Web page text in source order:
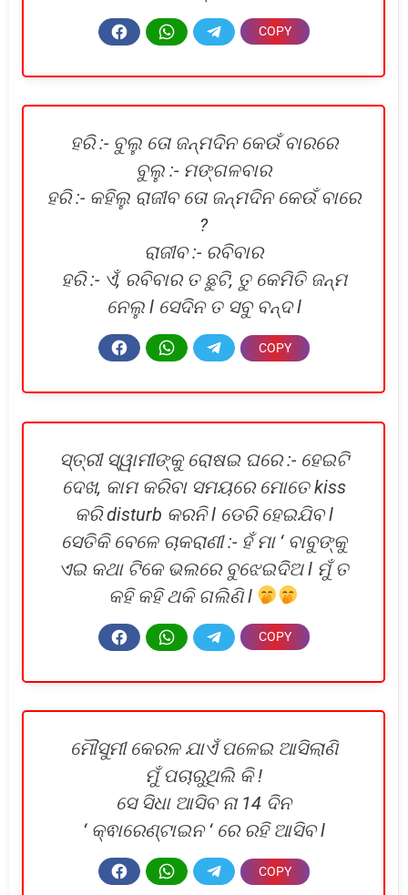
ହରି :- ବୁଲୁ ତୋ ଜନ୍ମଦିନ କେଉଁ ବାରରେ
ବୁଲୁ :- ମଙ୍ଗଳବାର
ହରି :- କହିଲୁ ରାଜୀବ ତୋ ଜନ୍ମଦିନ କେଉଁ ବାରେ
?
ରାଜୀବ :- ରବିବାର
ହରି :- ଏଁ, ରବିବାର ତ ଛୁଟି, ତୁ କେମିତି ଜନ୍ମ
ନେଲୁ l ସେଦିନ ତ ସବୁ ବନ୍ଦ l
ସ୍ତ୍ରୀ ସ୍ୱାମୀଙ୍କୁ ରୋଷଇ ଘରେ :- ହେଇଟି
ଦେଖ, କାମ କରିବା ସମୟରେ ମୋତେ kiss
କରି disturb କରନି l ଡେରି ହେଇଯିବ l
ସେତିକି ବେଳେ ଚାକରାଣୀ :- ହଁ ମା ‘ ବାବୁଙ୍କୁ
ଏଇ କଥା ଟିକେ ଭଲରେ ବୁଝେଇଦିଅ l ମୁଁ ତ
କହି କହି ଥକି ଗଲିଣି l
ମୌସୁମୀ କେରଳ ଯାଏଁ ପଳେଇ ଆସିଲାଣି
ମୁଁ ପଚାରୁଥିଲି କି !
ସେ ସିଧା ଆସିବ ନା 14 ଦିନ
‘ କ୍ଵାରେଣ୍ଟାଇନ ‘ ରେ ରହି ଆସିବ l